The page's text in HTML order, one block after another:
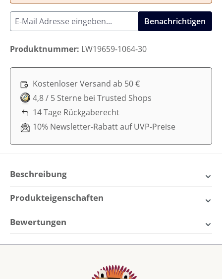
Benachrichtigen
Produktnummer: LW19659-1064-30
Kostenloser Versand ab 50 €
4,8 / 5 Sterne bei Trusted Shops
14 Tage Rückgaberecht
10% Newsletter-Rabatt auf UVP-Preise
Beschreibung
Liewood Milas Sandalen –
Sommerlicher Komfort für
kleine Füße
Tage! Sie verbinden ein leichtes Tragegefühl mit
stilvollem Design und sorgen für ein angenehmes
Produkteigenschaften
Schuhgröße:
Bewertungen